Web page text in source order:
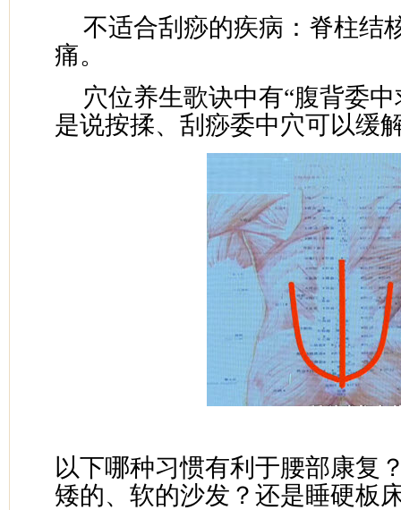
不适合刮痧的疾病：脊柱结
痛。
穴位养生歌诀中有“腹背委
是说按揉、刮痧委中穴可以缓
以下哪种习惯有利于腰部康复
矮的、软的沙发？还是睡硬板